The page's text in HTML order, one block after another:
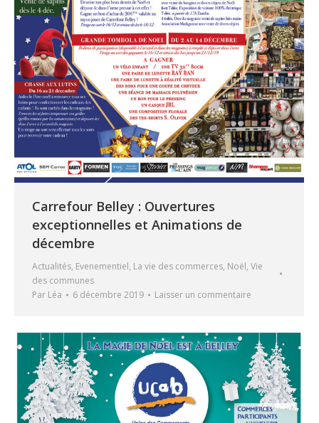
Carrefour Belley : Ouvertures
exceptionnelles et Animations de
décembre
Actualités, Evenementiel, La vie des commerces, Noël, Vie
des communes
Par Léa 6 décembre 2019 Laisser un commentaire